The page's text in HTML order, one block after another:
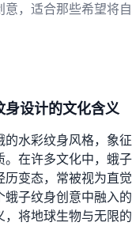
意，适合那些希望将
身设计的文化含义
的水彩纹身风格，象
。在许多文化中，蛾
历变态，常被视为直
蛾子纹身创意中融入
将地球生物与无限的